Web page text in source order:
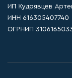
ИП Кудрявцев
ИНН 616305407740
ОГРНИП